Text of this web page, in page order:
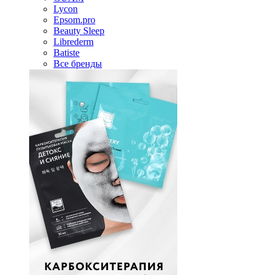
Lycon
Epsom.pro
Beauty Sleep
Librederm
Batiste
Все бренды